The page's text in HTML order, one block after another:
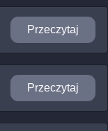
Przeczytaj
Przeczytaj